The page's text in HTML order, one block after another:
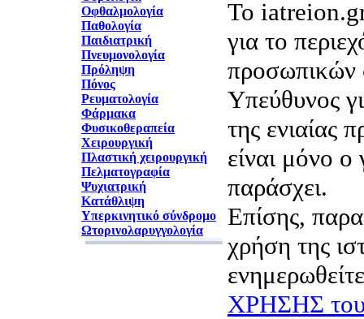
Οφθαλμολογία
Παθολογία
Παιδιατρική
Πνευμονολογία
Πρόληψη
Πόνος
Ρευματολογία
Φάρμακα
Φυσικοθεραπεία
Χειρουργική
Πλαστική χειρουργική
Πελματογραφία
Ψυχιατρική
Κατάθλιψη
Υπερκινητικό σύνδρομο
Ωτορινολαρυγγολογία
Το iatreion.gr
για το
προσωπικών
Υπεύθυνος
της ενιαίας
είναι μόνο ο
παράσχει.
Επίσης,
χρήση της
ΧΡΗΣΗΣ